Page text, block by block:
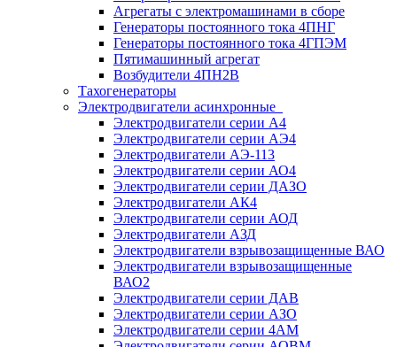
Агрегаты с электромашинами в сборе
Генераторы постоянного тока 4ПНГ
Генераторы постоянного тока 4ГПЭМ
Пятимашинный агрегат
Возбудители 4ПН2В
Тахогенераторы
Электродвигатели асинхронные
Электродвигатели серии А4
Электродвигатели серии АЭ4
Электродвигатели АЭ-113
Электродвигатели серии АО4
Электродвигатели серии ДАЗО
Электродвигатели АК4
Электродвигатели серии АОД
Электродвигатели АЗД
Электродвигатели взрывозащищенные ВАО
Электродвигатели взрывозащищенные
ВАО2
Электродвигатели серии ДАВ
Электродвигатели серии АЗО
Электродвигатели серии 4АМ